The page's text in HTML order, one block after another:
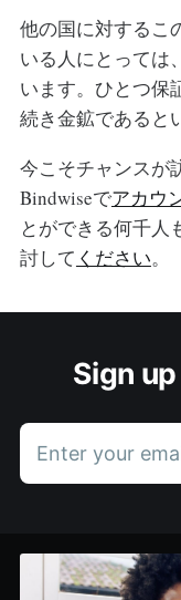
他の国に対するこ
いる人にとっては
います。ひとつ保
続き金鉱であると
今こそチャンスが
Bindwiseでアカウ
とができる何千人
討して ください。
Sign
Enter your